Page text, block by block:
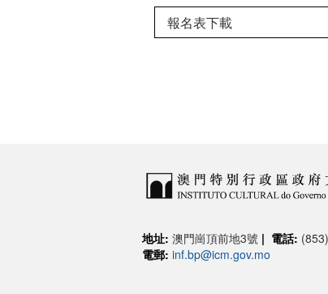
報名表下載
地址: 澳門崗頂前地3號 | 電話:
電郵: inf.bp@icm.gov.mo